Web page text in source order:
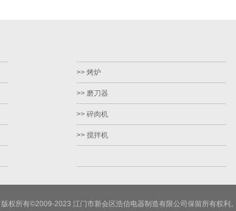
>> 烤炉
>> 磨刀器
>> 碎肉机
>> 搅拌机
版权所有©2009-2023 江门市新会区浩信电器制造有限公司保留所有权利。